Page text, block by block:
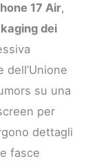
17 Air,
dei
dell’Unione
su una
per
dettagli
fasce